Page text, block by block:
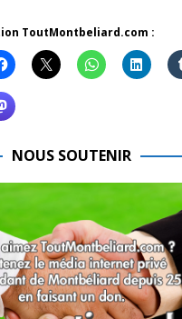
ToutMontbeliard.com :
NOUS SOUTENIR